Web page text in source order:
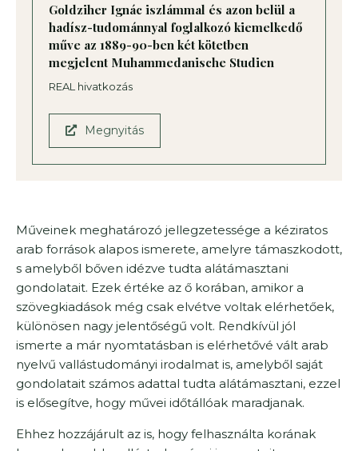
Goldziher Ignác iszlámmal és azon belül a
hadísz-tudománnyal foglalkozó kiemelkedő
műve az 1889-90-ben két kötetben
megjelent Muhammedanische Studien
REAL hivatkozás
Megnyitás
Műveinek meghatározó jellegzetessége a kéziratos
arab források alapos ismerete, amelyre támaszkodott,
s amelyből bőven idézve tudta alátámasztani
gondolatait. Ezek értéke az ő korában, amikor a
szövegkiadások még csak elvétve voltak elérhetőek,
különösen nagy jelentőségű volt. Rendkívül jól
ismerte a már nyomtatásban is elérhetővé vált arab
nyelvű vallástudományi irodalmat is, amelyből saját
gondolatait számos adattal tudta alátámasztani, ezzel
is elősegítve, hogy művei időtállóak maradjanak.
Ehhez hozzájárult az is, hogy felhasználta korának